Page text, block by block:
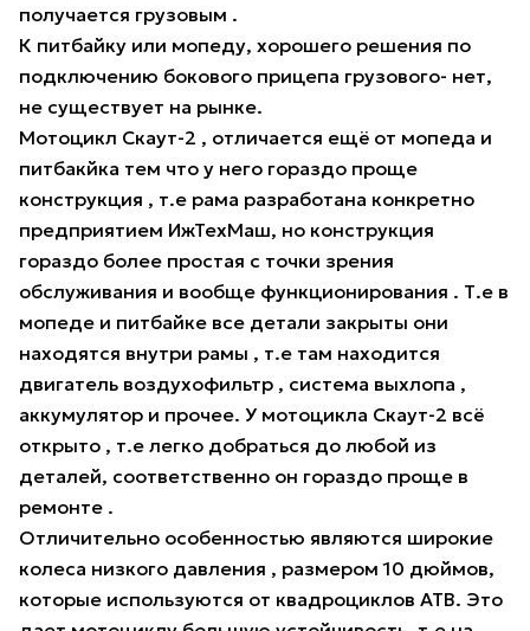
получается грузовым .
К питбайку или мопеду, хорошего решения по
подключению бокового прицепа грузового- нет,
не существует на рынке.
Мотоцикл Скаут-2 , отличается ещё от мопеда и
питбакйка тем что у него гораздо проще
конструкция , т.е рама разработана конкретно
предприятием ИжТехМаш, но конструкция
гораздо более простая с точки зрения
обслуживания и вообще функционирования . Т.е в
мопеде и питбайке все детали закрыты они
находятся внутри рамы , т.е там находится
двигатель воздухофильтр , система выхлопа ,
аккумулятор и прочее. У мотоцикла Скаут-2 всё
открыто , т.е легко добраться до любой из
деталей, соответственно он гораздо проще в
ремонте .
Отличительно особенностью являются широкие
колеса низкого давления , размером 10 дюймов,
которые используются от квадроциклов АТВ. Это